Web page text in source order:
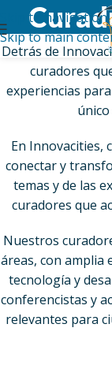
Skip to navigation
Skip to main
Detrás de
curadores
experiencias
En Innovacities,
conectar y
temas y de las
curadores que
Nuestros
áreas, con amplia
tecnología y
conferencistas y
relevantes para